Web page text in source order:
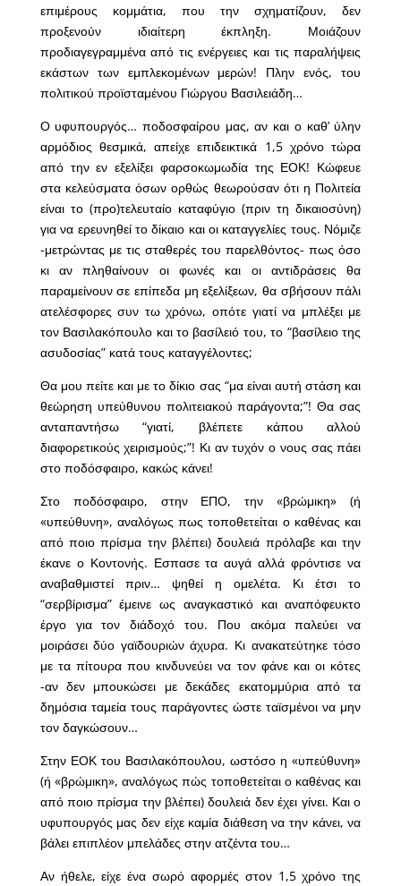
επιμέρους κομμάτια, που την σχηματίζουν, δεν
προξενούν ιδιαίτερη έκπληξη. Μοιάζουν
προδιαγεγραμμένα από τις ενέργειες και τις παραλήψεις
εκάστων των εμπλεκομένων μερών! Πλην ενός, του
πολιτικού προϊσταμένου Γιώργου Βασιλειάδη…
Ο υφυπουργός… ποδοσφαίρου μας, αν και ο καθ’ ύλην
αρμόδιος θεσμικά, απείχε επιδεικτικά 1,5 χρόνο τώρα
από την εν εξελίξει φαρσοκωμωδία της ΕΟΚ! Κώφευε
στα κελεύσματα όσων ορθώς θεωρούσαν ότι η Πολιτεία
είναι το (προ)τελευταίο καταφύγιο (πριν τη δικαιοσύνη)
για να ερευνηθεί το δίκαιο και οι καταγγελίες τους. Νόμιζε
-μετρώντας με τις σταθερές του παρελθόντος- πως όσο
κι αν πληθαίνουν οι φωνές και οι αντιδράσεις θα
παραμείνουν σε επίπεδα μη εξελίξεων, θα σβήσουν πάλι
ατελέσφορες συν τω χρόνω, οπότε γιατί να μπλέξει με
τον Βασιλακόπουλο και το βασίλειό του, το “βασίλειο της
ασυδοσίας” κατά τους καταγγέλοντες;
Θα μου πείτε και με το δίκιο σας “μα είναι αυτή στάση και
θεώρηση υπεύθυνου πολιτειακού παράγοντα;”! Θα σας
ανταπαντήσω “γιατί, βλέπετε κάπου αλλού
διαφορετικούς χειρισμούς;”! Κι αν τυχόν ο νους σας πάει
στο ποδόσφαιρο, κακώς κάνει!
Στο ποδόσφαιρο, στην ΕΠΟ, την «βρώμικη» (ή
«υπεύθυνη», αναλόγως πως τοποθετείται ο καθένας και
από ποιο πρίσμα την βλέπει) δουλειά πρόλαβε και την
έκανε ο Κοντονής. Εσπασε τα αυγά αλλά φρόντισε να
αναβαθμιστεί πριν… ψηθεί η ομελέτα. Κι έτσι το
“σερβίρισμα” έμεινε ως αναγκαστικό και αναπόφευκτο
έργο για τον διάδοχό του. Που ακόμα παλεύει να
μοιράσει δύο γαϊδουριών άχυρα. Κι ανακατεύτηκε τόσο
με τα πίτουρα που κινδυνεύει να τον φάνε και οι κότες
-αν δεν μπουκώσει με δεκάδες εκατομμύρια από τα
δημόσια ταμεία τους παράγοντες ώστε ταϊσμένοι να μην
τον δαγκώσουν…
Στην ΕΟΚ του Βασιλακόπουλου, ωστόσο η «υπεύθυνη»
(ή «βρώμικη», αναλόγως πώς τοποθετείται ο καθένας και
από ποιο πρίσμα την βλέπει) δουλειά δεν έχει γίνει. Και ο
υφυπουργός μας δεν είχε καμία διάθεση να την κάνει, να
βάλει επιπλέον μπελάδες στην ατζέντα του…
Αν ήθελε, είχε ένα σωρό αφορμές στον 1,5 χρόνο της